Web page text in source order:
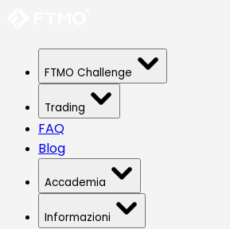
FTMO Challenge
Trading
FAQ
Blog
Accademia
Informazioni